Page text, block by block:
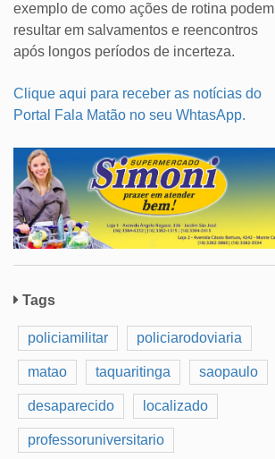
exemplo de como ações de rotina podem
resultar em salvamentos e reencontros
após longos períodos de incerteza.
Clique aqui para receber as notícias do
Portal Fala Matão no seu WhtasApp.
Tags
policiamilitar policiarodoviaria
matao taquaritinga saopaulo
desaparecido localizado
professoruniversitario